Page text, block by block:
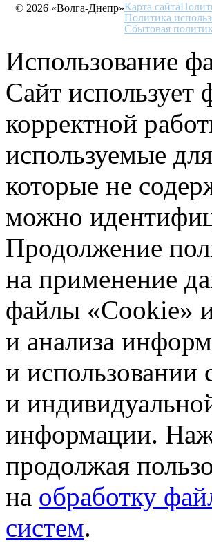
© 2026 «Волга-Днепр»Карта сайта
Политика
Сбытовая
Использование
Сайт
корректной
используемые
которые не
можно
Продолжение
на применение
файлы «Cookie»
и анализа
и использовании
и
информации.
продолжая
на обработку
систем.